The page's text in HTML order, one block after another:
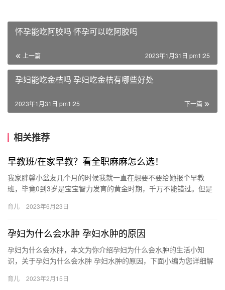
怀孕能吃阿胶吗 怀孕可以吃阿胶吗
上一篇 2023年1月31日 pm1:25
孕妇能吃金桔吗 孕妇吃金桔有哪些好处
下一篇
2023年1月31日 pm1:25
相关推荐
早教班/在家早教？看全职麻麻怎么选！
我家胖馨小盆友几个月的时候我就一直在想要不要给她报个早教
班，毕竟0到3岁是宝宝智力发育的黄金时期，千万不能错过。但是
时候…
育儿 2023年6月23日
孕妇为什么会水肿 孕妇水肿的原因
孕妇为什么会水肿，本文为你介绍孕妇为什么会水肿的生活小知
识，关于孕妇为什么会水肿 孕妇水肿的原因，下面小编为您详细解
为…
育儿 2023年2月15日